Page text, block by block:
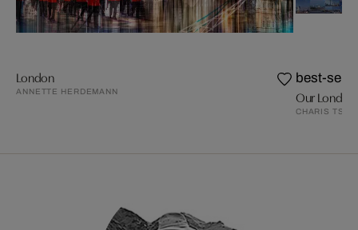
London
ANNETTE HERDEMANN
best-
Our London
CHARIS